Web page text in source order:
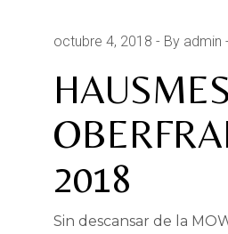
octubre 4, 2018 By admin
2018
Sin descansar de la